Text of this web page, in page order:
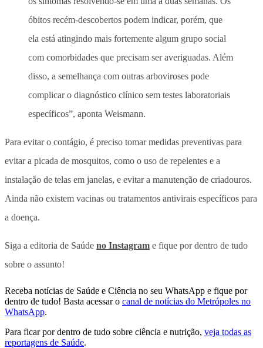
óbitos recém-descobertos podem indicar, porém, que
ela está atingindo mais fortemente algum grupo social
com comorbidades que precisam ser averiguadas. Além
disso, a semelhança com outras arboviroses pode
complicar o diagnóstico clínico sem testes laboratoriais
específicos”, aponta Weismann.
Para evitar o contágio, é preciso tomar medidas preventivas para
evitar a picada de mosquitos, como o uso de repelentes e a
instalação de telas em janelas, e evitar a manutenção de criadouros.
Ainda não existem vacinas ou tratamentos antivirais específicos para
a doença.
Siga a editoria de Saúde no Instagram e fique por dentro de tudo
sobre o assunto!
Receba notícias de Saúde e Ciência no seu WhatsApp e fique por
dentro de tudo! Basta acessar o canal de notícias do Metrópoles no
WhatsApp.
Para ficar por dentro de tudo sobre ciência e nutrição, veja todas as
reportagens de Saúde.